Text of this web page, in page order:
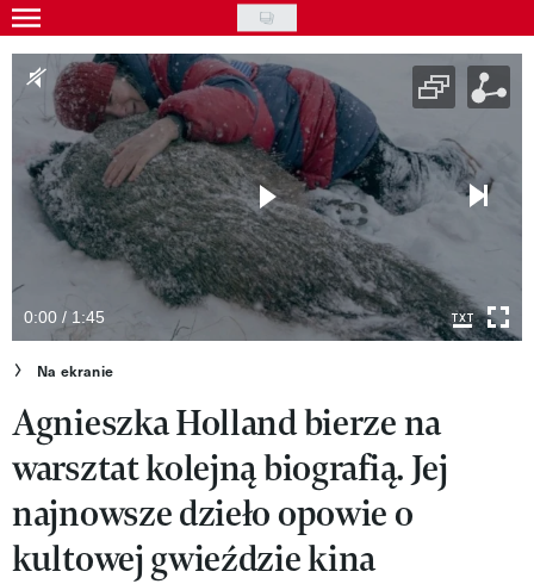
Skip
to
main
content
Wydarzenia
Rozrywka
Na ekranie
Piosenka
VIVA!MODA
VIVA!MAN
VIVA!PEOPLE POWER
VIVA!ITAKA
MAGAZYN VIVA!
0:00 / 1:45
Na ekranie
Agnieszka Holland bierze na
warsztat kolejną biografią. Jej
najnowsze dzieło opowie o
kultowej gwieździe kina